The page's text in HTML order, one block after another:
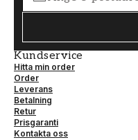
Kundservice
Hitta min order
Order
Leverans
Betalning
Retur
Prisgaranti
Kontakta oss